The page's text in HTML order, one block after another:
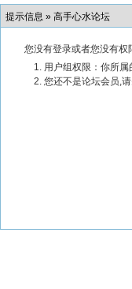
提示信息 » 高手心水论坛
您没有登录或者您没有权
用户组权限：你所
您还不是论坛会员,